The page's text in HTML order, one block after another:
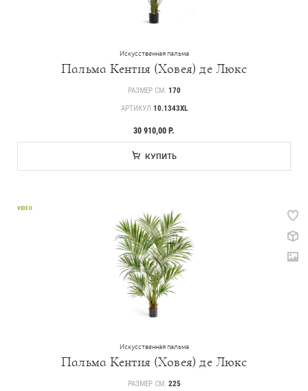
Искусственная пальма
Пальма Кентия (Ховея) де Люкс
РАЗМЕР СМ. 170
АРТИКУЛ 10.1343XL
30 910,00 Р.
КУПИТЬ
VIDEO
Искусственная пальма
Пальма Кентия (Ховея) де Люкс
РАЗМЕР СМ. 225